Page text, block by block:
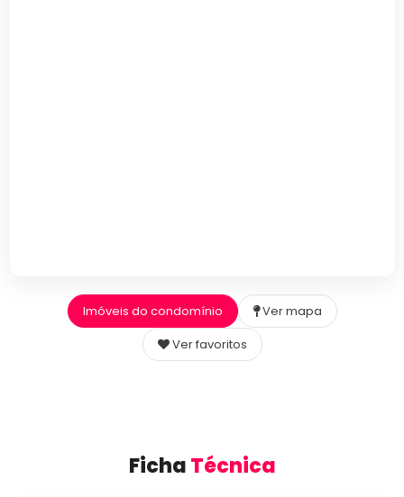
Imóveis do condomínio
Ver mapa
Ver favoritos
FichaTécnica